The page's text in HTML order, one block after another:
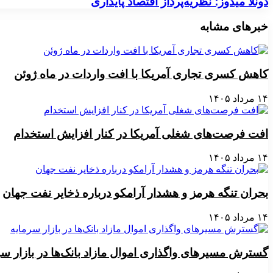
خبرهای مشابه
کاهش کسری تجاری آمریکا با افت واردات در ماه ژوئن
۱۴ مرداد ۱۴۰۵
افت فرصت‌های شغلی آمریکا در کنار افزایش استخدام
۱۴ مرداد ۱۴۰۵
بحران تنگه هرمز و هشدار آرامکو درباره ذخایر نفت جهان
۱۴ مرداد ۱۴۰۵
گسترش مسیرهای واگذاری اموال مازاد بانک‌ها در بازار